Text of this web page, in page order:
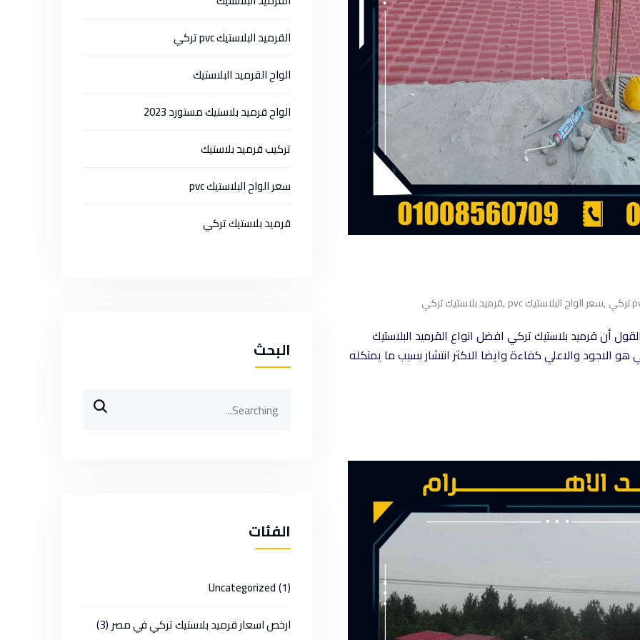
,سعر الواح البلاستيك pvc ,قرميد بلاستيك تركي
أن قرميد بلاستيك تركي افضل انواع القرميد البلاستيك
الاجود والاعلي كفاءة وايضا الاكثر انتشار بسبب ما يمتكله
القرميد البلاستيك pvc تركي
الواح القرميد البلاستيك
الواح قرميد بلاستيك مستورد 2023
تركيب قرميد بلاستيك
سعر الواح البلاستيك pvc
قرميد بلاستيك تركي
البحث
for:
الفئات
Uncategorized(1)
ارخص اسعار قرميد بلاستيك تركي في مصر(3)